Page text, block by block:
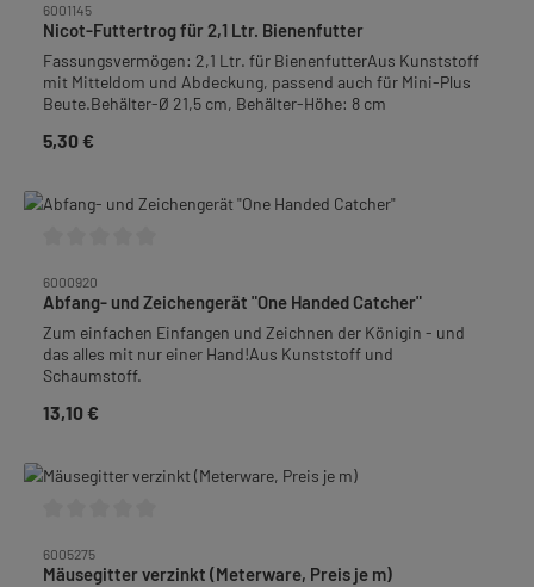
6001145
Nicot-Futtertrog für 2,1 Ltr. Bienenfutter
Fassungsvermögen: 2,1 Ltr. für BienenfutterAus Kunststoff
mit Mitteldom und Abdeckung, passend auch für Mini-Plus
Beute.Behälter-Ø 21,5 cm, Behälter-Höhe: 8 cm
Regulärer Preis:
5,30 €
6000920
Abfang- und Zeichengerät "One Handed Catcher"
Zum einfachen Einfangen und Zeichnen der Königin - und
das alles mit nur einer Hand!Aus Kunststoff und
Schaumstoff.
Regulärer Preis:
13,10 €
6005275
Mäusegitter verzinkt (Meterware, Preis je m)